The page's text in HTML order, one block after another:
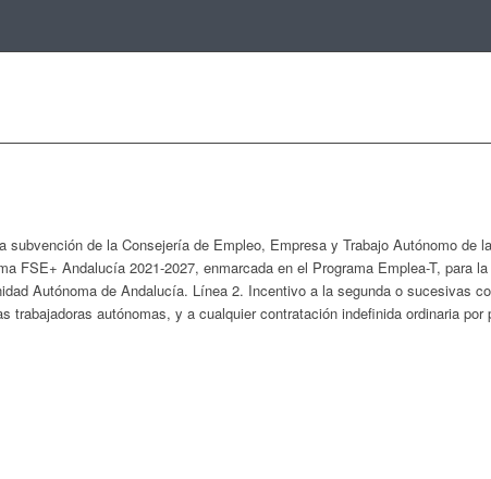
subvención de la Consejería de Empleo, Empresa y Trabajo Autónomo de
FSE+ Andalucía 2021-2027, enmarcada en el Programa Emplea-T, para
Autónoma de Andalucía. Línea 2. Incentivo a la segunda o sucesivas
trabajadoras autónomas, y a cualquier contratación indefinida ordinaria por